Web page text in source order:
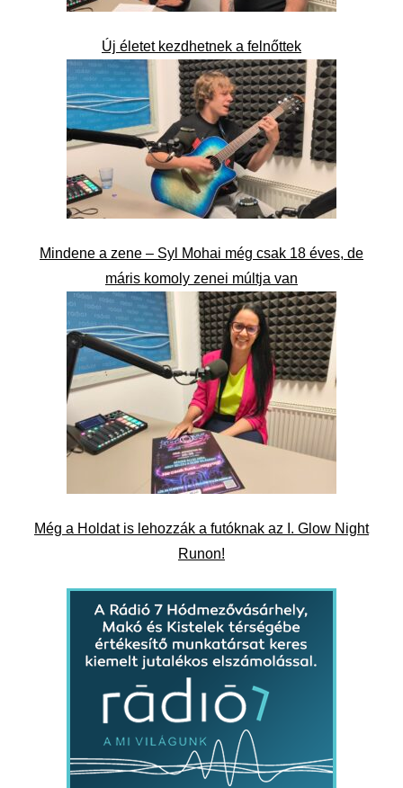
Új életet kezdhetnek a felnőttek
Mindene a zene – Syl Mohai még csak 18 éves, de
máris komoly zenei múltja van
Még a Holdat is lehozzák a futóknak az I. Glow Night
Runon!